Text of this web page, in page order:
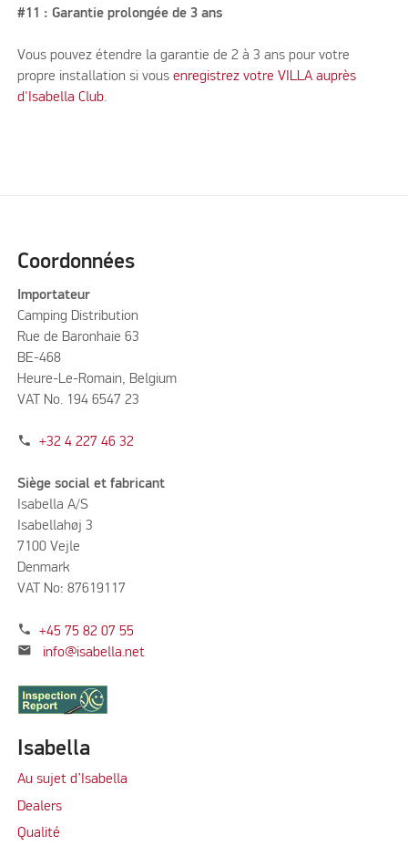
#11 : Garantie prolongée de 3 ans
Vous pouvez étendre la garantie de 2 à 3 ans pour votre
propre installation si vousenregistrez votre VILLA auprès
d'Isabella Club.
Coordonnées
Importateur
Camping Distribution
Rue de Baronhaie 63
BE-468
Heure-Le-Romain, Belgium
VAT No. 194 6547 23
phone +32 4 227 46 32
Siège social et fabricant
Isabella A/S
Isabellahøj 3
7100 Vejle
Denmark
VAT No: 87619117
phone +45 75 82 07 55
mail info@isabella.net
Isabella
Au sujet d’Isabella
Dealers
Qualité